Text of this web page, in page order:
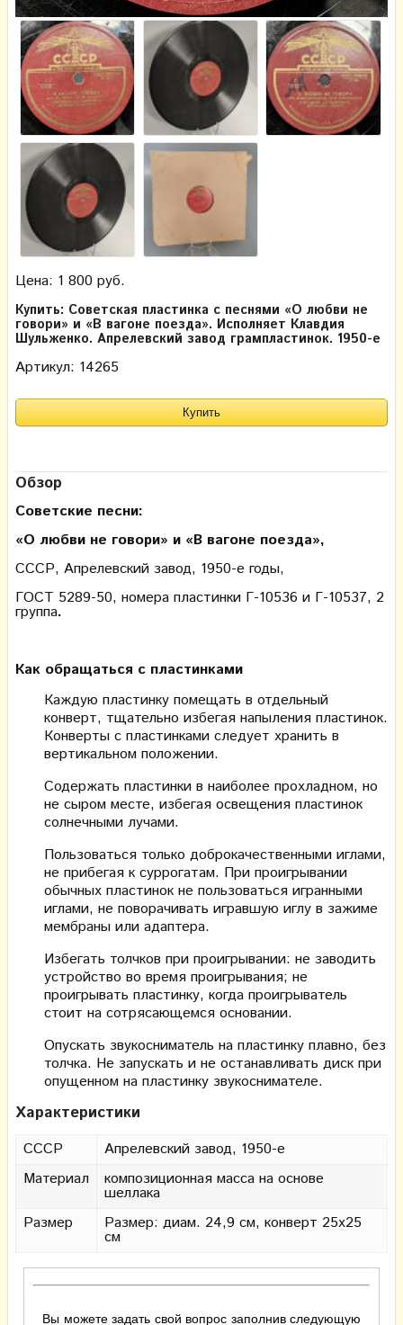
Цена: 1 800 руб.
Купить: Советская пластинка с песнями «О любви не
говори» и «В вагоне поезда». Исполняет Клавдия
Шульженко. Апрелевский завод грампластинок. 1950-е
Артикул: 14265
Обзор
Советские песни:
«О любви не говори» и «В вагоне поезда»,
СССР, Апрелевский завод, 1950-е годы,
ГОСТ 5289-50, номера пластинки Г-10536 и Г-10537, 2
группа.
Как обращаться с пластинками
Каждую пластинку помещать в отдельный
конверт, тщательно избегая напыления пластинок.
Конверты с пластинками следует хранить в
вертикальном положении.
Содержать пластинки в наиболее прохладном, но
не сыром месте, избегая освещения пластинок
солнечными лучами.
Пользоваться только доброкачественными иглами,
не прибегая к суррогатам. При проигрывании
обычных пластинок не пользоваться игранными
иглами, не поворачивать игравшую иглу в зажиме
мембраны или адаптера.
Избегать толчков при проигрывании: не заводить
устройство во время проигрывания; не
проигрывать пластинку, когда проигрыватель
стоит на сотрясающемся основании.
Опускать звукосниматель на пластинку плавно, без
толчка. Не запускать и не останавливать диск при
опущенном на пластинку звукоснимателе.
Характеристики
СССР
Апрелевский завод, 1950-е
Материал
композиционная масса на основе
шеллака
Размер
Размер: диам. 24,9 см, конверт 25х25
см
Вы можете задать свой вопрос заполнив следующую